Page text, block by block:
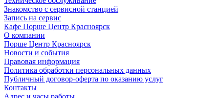
Знакомство с сервисной станцией
Запись на сервис
Кафе Порше Центр Красноярск
О компании
Порше Центр Красноярск
Новости и события
Правовая информация
Политика обработки персональных данных
Публичный договор-оферта по оказанию услуг
Контакты
Адрес и часы работы